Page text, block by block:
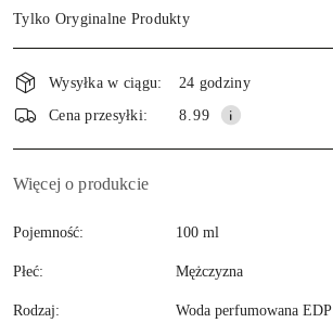
Tylko Oryginalne Produkty
Wysyłka w ciągu:
24 godziny
Cena przesyłki:
8.99
Więcej o produkcie
Pojemność: 100 ml
Płeć: Mężczyzna
Rodzaj: Woda perfumowana EDP